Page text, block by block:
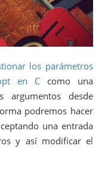
los parámetros
en C como una
desde
podremos hacer
una entrada
y así modificar el